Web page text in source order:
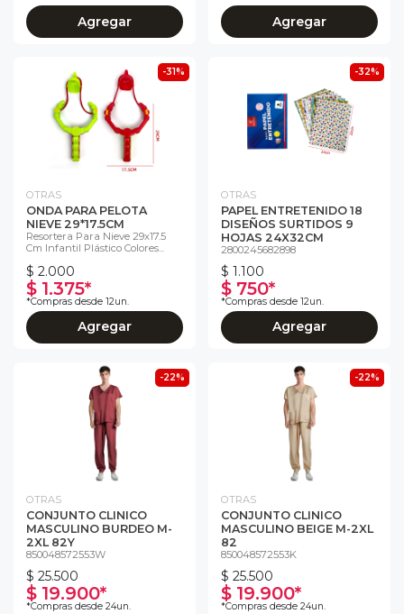
Agregar Agregar
-31%
OTRAS
ONDA PARA PELOTA
NIEVE 29*17.5CM
Resortera Para Nieve 29x17.5
Cm Infantil Plástico Colores...
$ 2.000
$ 1.375*
*Compras desde 12un.
Agregar
-32%
OTRAS
PAPEL ENTRETENIDO 18
DISEÑOS SURTIDOS 9
HOJAS 24X32CM
2800245682898
$ 1.100
$ 750*
*Compras desde 12un.
Agregar
-22%
OTRAS
CONJUNTO CLINICO
MASCULINO BURDEO M-
2XL 82Y
850048572553W
$ 25.500
$ 19.900*
*Compras desde 24un.
-22%
OTRAS
CONJUNTO CLINICO
MASCULINO BEIGE M-2XL
82
850048572553K
$ 25.500
$ 19.900*
*Compras desde 24un.